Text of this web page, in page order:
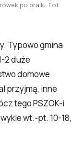
po pralki. Fot.
Typowo gmina
2 duże
domowe.
przyjmą, inne
tego PSZOK-i
wt.-pt. 10-18,